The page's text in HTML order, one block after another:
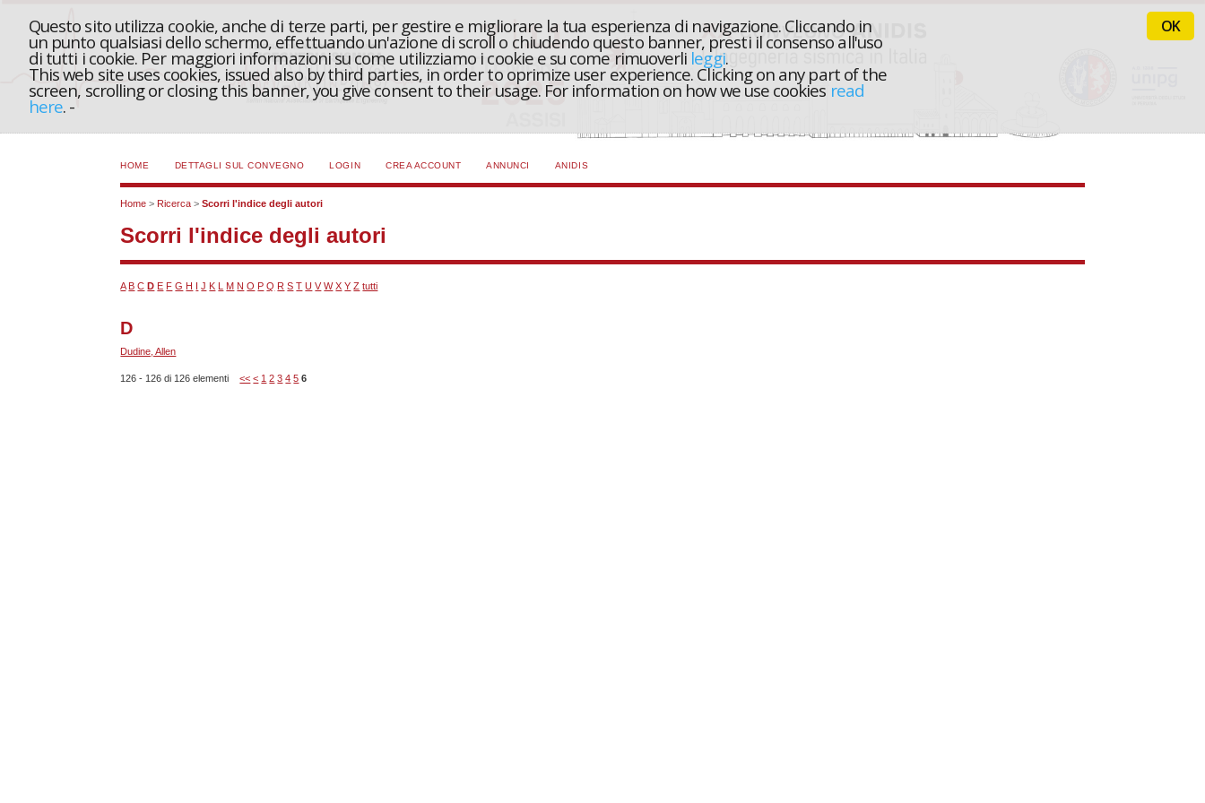
Questo sito utilizza cookie, anche di terze parti, per gestire e migliorare la tua esperienza di navigazione. Cliccando in
un punto qualsiasi dello schermo, effettuando un'azione di scroll o chiudendo questo banner, presti il consenso all'uso
di tutti i cookie. Per maggiori informazioni su come utilizziamo i cookie e su come rimuoverli leggi.
This web site uses cookies, issued also by third parties, in order to oprimize user experience. Clicking on any part of the
screen, scrolling or closing this banner, you give consent to their usage. For information on how we use cookies read
here. -
OK
HOME DETTAGLI SUL CONVEGNO LOGIN CREA ACCOUNT ANNUNCI ANIDIS
Home > Ricerca >Scorri l'indice degli autori
Scorri l'indice degli autori
A B C D E F G H I J K L M N O P Q R S T U V W X Y Z tutti
D
Dudine, Allen
126 - 126 di 126 elementi<< < 1 2 3 4 5 6